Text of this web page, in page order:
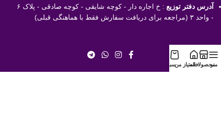
آدرس دفتر توزیع
: خ اجاره دار - کوچه شایقی - کوچه صادقی - پلاک ۶
- واحد ۳ (مراجعه برای دریافت سفارش فقط با هماهنگی قبلی)
منو
محصولات
خانهامتیاز منسبد